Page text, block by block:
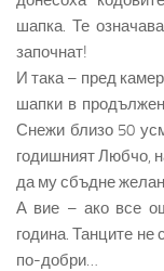
шапка. Те
започнат!
И така – пред
шапки в
Снежи близо 50
годишният Любчо,
да му сбъдне
А вие – ако все
година. Танците
по-добри…